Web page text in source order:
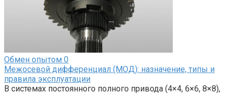
Обмен опытом 0
Межосевой дифференциал (МОД): назначение, типы и
правила эксплуатации
В системах постоянного полного привода (4×4, 6×6, 8×8),